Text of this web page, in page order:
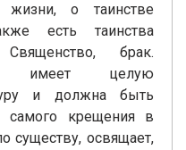
жизни, о таинстве
есть таинства
брак.
имеет целую
и должна быть
самого крещения в
существу, освящает,